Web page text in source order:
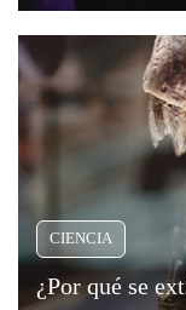
CIENCIA
¿Por qué se